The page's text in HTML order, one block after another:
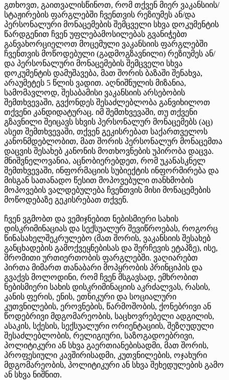
გთხოვთ, გაითვალისწინოთ, რომ თქვენ მიერ ვაკანსიის/
სტაჟირების ფარგლებში ჩვენთვის რეზიუმეს ან/და
პერსონალური მონაცემების შემცველი სხვა დოკუმენტის
წარდგენით ჩვენ უფლებამოსილებას გვანიჭებთ
განვახორციელოთ მოცემული ვაკანსიის ფარგლებში
ჩვენთვის მოწოდებული (გადმოგზავნილი) რეზიუმეს ან/
და პერსონალური მონაცემების შემცველი სხვა
დოკუმენტის დამუშავება, მათ შორის ბაზაში შენახვა,
არაუმეტეს 5 წლის ვადით. აღნიშნულის მიზანია,
სამომავლოდ, შესაბამისი ვაკანსიის არსებობის
შემთხვევაში, გვქონდეს შესაძლებლობა განვიხილოთ
თქვენი კანდიდატურაც. იმ შემთხვევაში, თუ თქვენი
გზავნილი შეიცავს სხვის პერსონალურ მონაცემებს (აც)
ასეთ შემთხვევაში, თქვენ გეკისრებათ საქართველოს
კანონმდებლობით, მათ შორის პერსონალურ მონაცემთა
დაცვის შესახებ კანონის მოთხოვნების უპირობა დაცვა.
მნიშვნელოვანია, აცნობიერებდეთ, რომ უკანასკნელ
შემთხვევაში, ინფორმაციის სუბიექტის ინფორმირება და
მისგან სათანადო წესით მოპოვებული თანხმობის
მოპოვების ვალდებულება ჩვენთვის მისი მონაცემების
მოწოდებაზე გეკისრებათ თქვენ.
ჩვენ ვგმობთ და ვემიჯნებით ნებისმიერი სახის
დისკრიმინაციას და სექსუალურ შევიწროებას, როგორც
წინასახელშეკრულებო (მათ შორის, ვაკანსიის შესახებ
განცხადების გამოქვეყნებისას და შერჩევის ეტაპზე), ისე,
შრომითი ურთიერთობის ფარგლებში. ვაღიარებთ
პირთა მიმართ თანაბარი მოპყრობის პრინციპის და
გვაქვს მოლოდინი, რომ ჩვენ მსგავსად, ემხრობით
ნებისმიერი სახის დისკრიმინაციის აკრძალვას, რასის,
კანის ფერის, ენის, ეთნიკური და სოციალური
კუთვნილების, ეროვნების, წარმოშობის, ქონებრივი ან
წოდებრივი მდგომარეობის, საცხოვრებელი ადგილის,
ასაკის, სქესის, სექსუალური ორიენტაციის, შეზღუდული
შესაძლებლობის, რელიგიური, საზოგადოებრივი,
პოლიტიკური ან სხვა გაერთიანებისადმი, მათ შორის,
პროფესიული კავშირისადმი, კუთვნილების, ოჯახური
მდგომარეობის, პოლიტიკური ან სხვა შეხედულების გამო
ან სხვა ნიშნით.